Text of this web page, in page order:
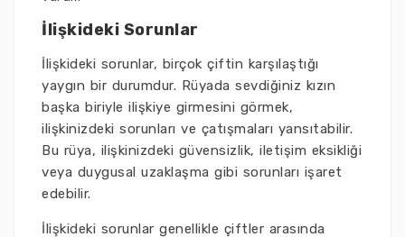
İlişkideki Sorunlar
İlişkideki sorunlar, birçok çiftin karşılaştığı
yaygın bir durumdur. Rüyada sevdiğiniz kızın
başka biriyle ilişkiye girmesini görmek,
ilişkinizdeki sorunları ve çatışmaları yansıtabilir.
Bu rüya, ilişkinizdeki güvensizlik, iletişim eksikliği
veya duygusal uzaklaşma gibi sorunları işaret
edebilir.
İlişkideki sorunlar genellikle çiftler arasında